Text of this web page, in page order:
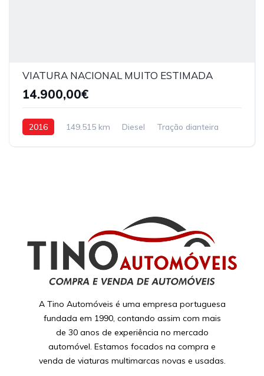
VIATURA NACIONAL MUITO ESTIMADA
14.900,00€
2016 149.515 km Diesel Tração dianteira
A Tino Automóveis é uma empresa portuguesa
fundada em 1990, contando assim com mais
de 30 anos de experiência no mercado
automóvel. Estamos focados na compra e
venda de viaturas multimarcas novas e usadas.